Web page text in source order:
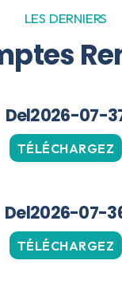
LES DERNIERS
Del2026-07-
TÉLÉCHARGEZ
Del2026-07-
TÉLÉCHARGEZ